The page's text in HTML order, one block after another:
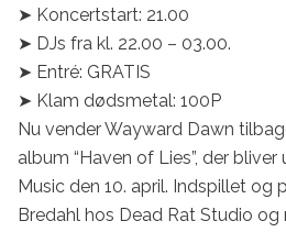
➤ Koncertstart: 21.00
➤ DJs fra kl. 22.00 – 03.00.
➤ Entré: GRATIS
➤ Klam dødsmetal: 100P
Nu vender Wayward Dawn
album “Haven of Lies”, der
Music den 10. april. Indspillet og
Bredahl hos Dead Rat Studio